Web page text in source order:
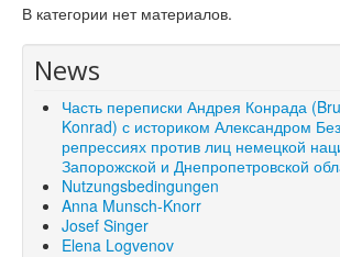
В категории нет материалов.
News
Часть переписки Андрея Конрада
Konrad) с историком Александром
репрессиях против лиц немецкой
Запорожской и Днепропетровской
Nutzungsbedingungen
Anna Munsch-Knorr
Josef Singer
Elena Logvenov